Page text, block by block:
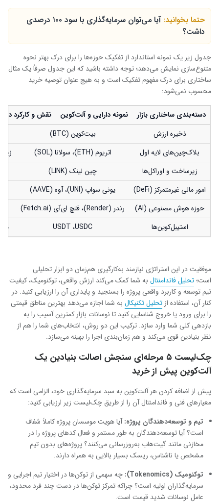
حتما بخوانید:
آیا می‌توان سرمایه‌گذاری با سود ۱۰۰ درصدی
داشت؟
جدول زیر یک نمونه استاندارد از تفکیک حوزه‌ها را برای درک بهتر نحوه
متنوع‌سازی نمایش می‌دهد؛ توجه داشته باشید که این جدول صرفاً یک مثال
ساختاری برای درک مفهوم تفکیک است و به هیچ عنوان توصیه خرید
محسوب نمی‌شود:
دسته‌بندی ساختاری بازار نمونه دارایی و آلت‌کوین
نقش و کارکرد در
ذخیره ارزش
بیت‌کوین (BTC)
بلاک‌چین‌های لایه اول
اتریوم (ETH)، سولانا (SOL)
زیرساخت و اوراکل‌ها
چین لینک (LINK)
امور مالی غیرمتمرکز (DeFi)
یونی سواپ (UNI)، آوه (AAVE)
حوزه هوش مصنوعی (AI)
رندر (Render)، فتچ ای‌آی (Fetch.ai)
استیبل‌کوین‌ها
USDT ،USDC
موفقیت در این استراتژی نیازمند به‌کارگیری هم‌زمان دو ابزار تحلیلی
است؛ تحلیل فاندامنتال به شما کمک می‌کند ارزش واقعی، توکنومیک، کیفیت
تیم توسعه و کاربرد واقعی پروژه را بسنجید و پایداری آن را ارزیابی کنید. در
کنار آن، استفاده از تحلیل تکنیکال به شما اجازه می‌دهد بهترین مناطق قیمتی
را برای ورود یا خروج شناسایی کنید تا نوسانات بازار کمترین آسیب را به
بازدهی کلی شما وارد سازد. ترکیب این دو روش، انتخاب‌های شما را هم از
نظر بنیادین قوی می‌کند و هم زمان‌بندی اجرا را بهینه‌ می‌سازد.
چک‌لیست ۵ مرحله‌ای سنجش اصالت بنیادین یک
آلت‌کوین پیش از خرید
پیش از اضافه کردن هر آلت‌کوین به سبد سرمایه‌گذاری خود، الزامی است که
معیارهای فنی و فاندامنتال آن را از طریق چک‌لیست زیر ارزیابی کنید:
تیم و توسعه‌دهندگان پروژه:آیا هویت موسسان پروژه کاملاً شفاف
است؟ آیا توسعه‌دهندگان به طور مستمر و فعال کدهای پروژه را در
مخازنی مانند گیت‌هاب به‌روزرسانی می‌کنند؟ پروژه‌های بدون تیم
مشخص یا ناشناس، ریسک بسیار بالایی به همراه دارند.
توکنومیک (Tokenomics):
چه سهمی از توکن‌ها در اختیار تیم اجرایی و
سرمایه‌گذاران اولیه است؟ چراکه تمرکز توکن‌ها در دست چند فرد محدود،
عامل نوسانات شدید قیمت است.